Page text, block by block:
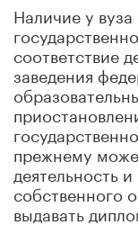
Наличие у вуза
соответствие
заведения
прежнему
деятельность
собственного
выдавать